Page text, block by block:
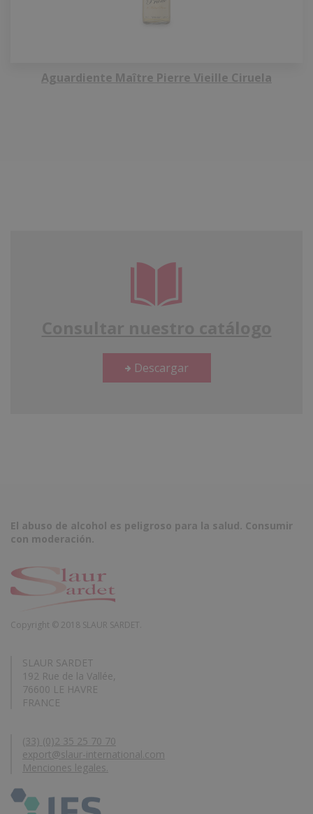
Aguardiente Maître Pierre Vieille Ciruela
Descargar
El abuso de alcohol es peligroso para la salud. Consumir
con moderación.
Copyright © 2018 SLAUR SARDET.
SLAUR SARDET
192 Rue de la Vallée,
76600 LE HAVRE
FRANCE
(33) (0)2 35 25 70 70
export@slaur-international.com
Menciones legales.